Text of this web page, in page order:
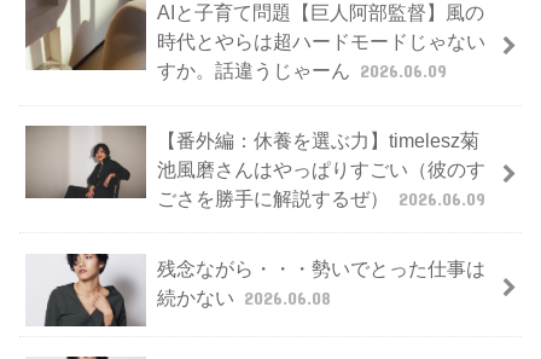
AIと子育て問題【巨人阿部監督】風の
時代とやらは超ハードモードじゃない
すか。話違うじゃーん 2026.06.09
【番外編：休養を選ぶ力】timelesz菊
池風磨さんはやっぱりすごい（彼のす
ごさを勝手に解説するぜ）
2026.06.09
残念ながら・・・勢いでとった仕事は
続かない 2026.06.08